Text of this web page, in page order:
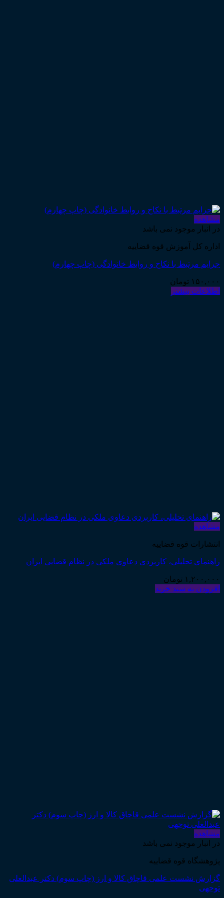
مشاهده
در انبار موجود نمی باشد
اداره کل آموزش قوه قضاییه
جرایم مرتبط با نکاح و روابط خانوادگی (چاپ چهارم)
۱۵۰,۰۰۰ تومان
اطلاعات بیشتر
مشاهده
انتشارات قوه قضاییه
راهنمای تحلیلی، کاربردی دعاوی ملکی در نظام قضایی ایران
۱,۲۰۰,۰۰۰ تومان
افزودن به سبد خرید
مشاهده
در انبار موجود نمی باشد
پژوهشگاه قوه قضاییه
گزارش نشست علمی قاچاق کالا و ارز (چاپ سوم) دکتر عبدالعلی
توجهی